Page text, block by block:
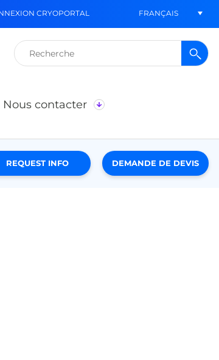
CRYOPORTAL FRANÇAIS
Rechercher :
Nous contacter
REQUEST INFO DEMANDE DE DEVIS